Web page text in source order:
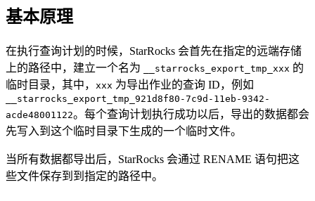
基本原理
在执行查询计划的时候，StarRocks 会首先在指定的远端存储
上的路径中，建立一个名为
__starrocks_export_tmp_xxx 的
临时目录，其中，
xxx 为导出作业的查询 ID，例如
__starrocks_export_tmp_921d8f80-7c9d-11eb-9342-
acde48001122。每个查询计划执行成功以后，导出的数据都会
先写入到这个临时目录下生成的一个临时文件。
当所有数据都导出后，StarRocks 会通过 RENAME 语句把这
些文件保存到到指定的路径中。